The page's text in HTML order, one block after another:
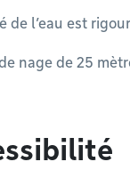
de l’eau est
nage de 25